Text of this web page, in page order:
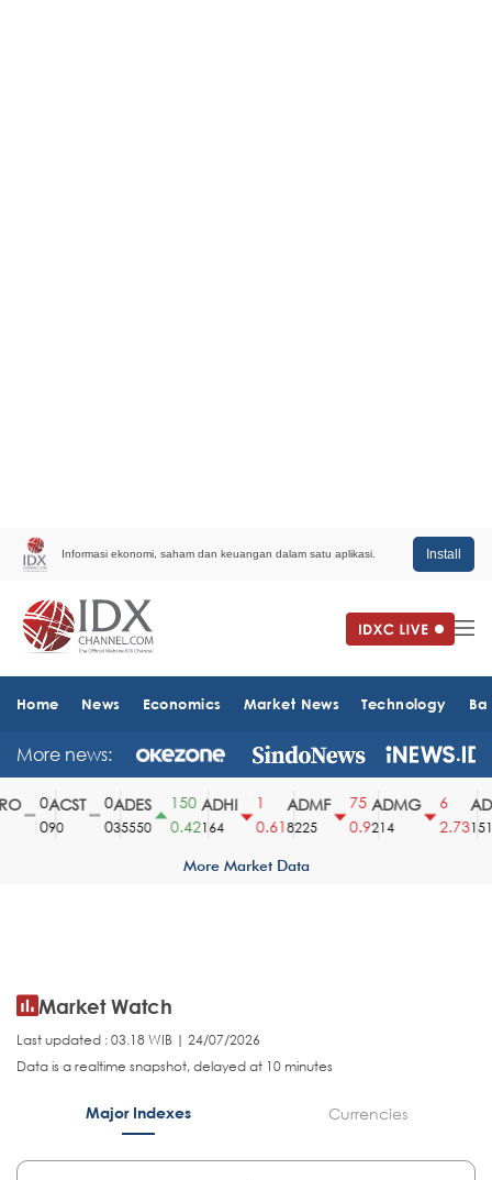
Informasi ekonomi, saham dan keuangan dalam satu aplikasi. Install
Home News Economics Market News Technology
More news:
ACST
90
ADES
35550
150
0.42
ADHI
164
0.61
ADMF
8225
75
0.9
ADMG
214
2.731510
More Market Data
Market Watch
Last updated : 03.18 WIB | 24/07/2026
Data is a realtime snapshot, delayed at 10 minutes
Major Indexes Currencies